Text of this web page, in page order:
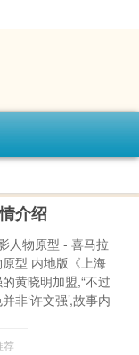
介绍
人物原型 - 喜马拉
型 内地版《上海
黄晓明加盟,“不过
非‘许文强’,故事内
荐